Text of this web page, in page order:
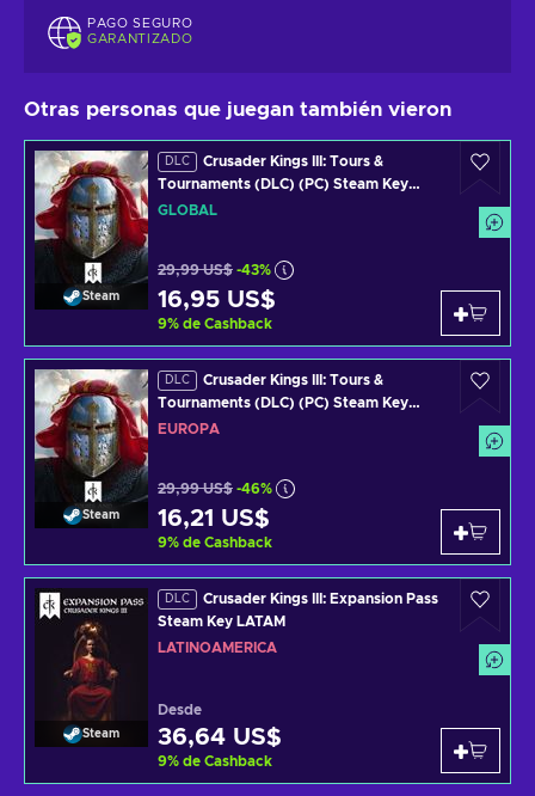
PAGO SEGURO
GARANTIZADO
Otras personas que juegan también vieron
Steam
DLC
Crusader Kings III: Tours &
Tournaments (DLC) (PC) Steam Key
GLOBAL
GLOBAL
29,99 US$ -43%
16,95 US$
9% de Cashback
Steam
DLC
Crusader Kings III: Tours &
Tournaments (DLC) (PC) Steam Key
EUROPE
EUROPA
29,99 US$ -46%
16,21 US$
9% de Cashback
Steam
DLC
Crusader Kings III: Expansion Pass
Steam Key LATAM
LATINOAMÉRICA
Desde
36,64 US$
9% de Cashback